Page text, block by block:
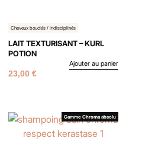
Cheveux bouclés / indisciplinés
LAIT TEXTURISANT – KURL
POTION
23,00 €
Ajouter au panier
Gamme Chroma absolu